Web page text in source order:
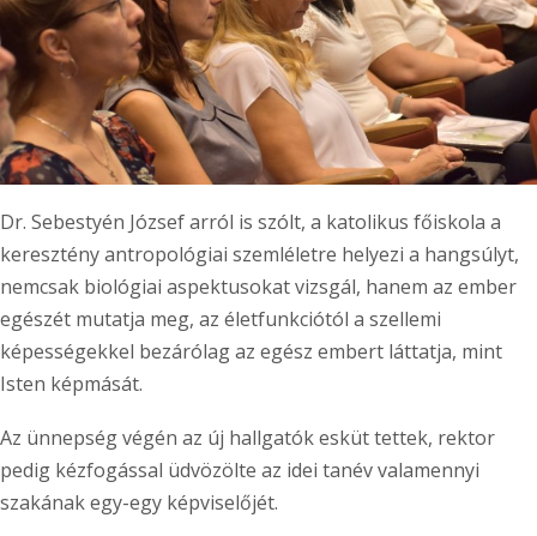
Dr. Sebestyén József arról is szólt, a katolikus főiskola a
keresztény antropológiai szemléletre helyezi a hangsúlyt,
nemcsak biológiai aspektusokat vizsgál, hanem az ember
egészét mutatja meg, az életfunkciótól a szellemi
képességekkel bezárólag az egész embert láttatja, mint
Isten képmását.
Az ünnepség végén az új hallgatók esküt tettek, rektor
pedig kézfogással üdvözölte az idei tanév valamennyi
szakának egy-egy képviselőjét.